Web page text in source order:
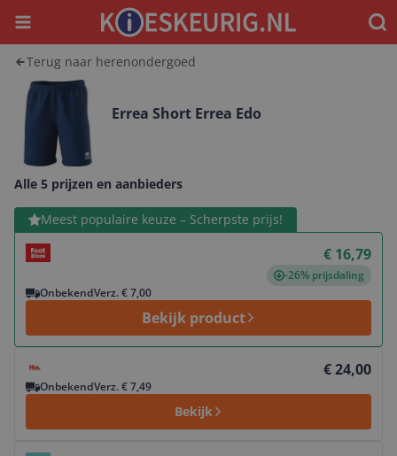
Menu
Terug naar herenondergoed
Errea Short Errea Edo
Alle 5 prijzen en aanbieders
Meest populaire keuze – Scherpste prijs!
€ 16,79
-26% prijsdaling
OnbekendVerz. € 7,00
Bekijk product
Bekijk product
€ 24,00
OnbekendVerz. € 7,49
Bekijk
Bekijk product